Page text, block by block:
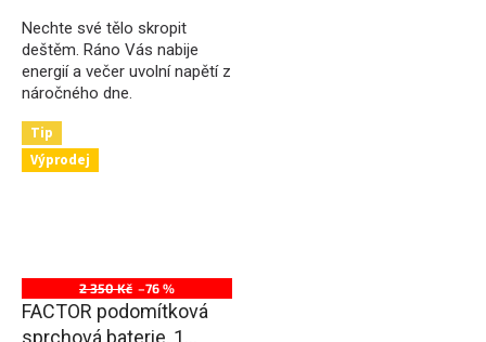
Nechte své tělo skropit
deštěm. Ráno Vás nabije
energií a večer uvolní napětí z
náročného dne.
Tip
Výprodej
2 350 Kč –76 %
FACTOR podomítková